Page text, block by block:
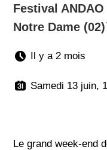
Festival
Notre Dame (02)
Il y a 2 mois
Samedi 13 juin,
Le grand week-end